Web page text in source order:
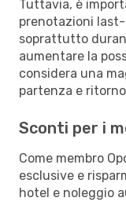
Tuttavia, è
prenotazioni
soprattutto
aumentare la
considera una
partenza e
Sconti per i
Come membro
esclusive e
hotel e noleggio